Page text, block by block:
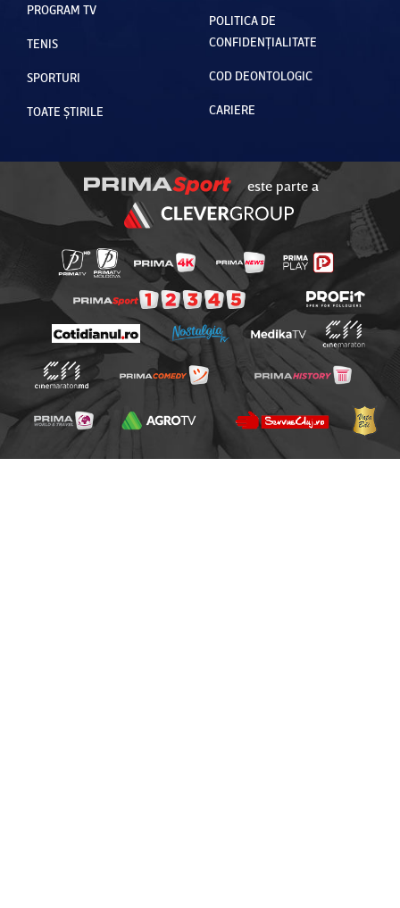
PROGRAM TV
TENIS
SPORTURI
TOATE ȘTIRILE
POLITICA DE
CONFIDENȚIALITATE
COD DEONTOLOGIC
CARIERE
este parte a